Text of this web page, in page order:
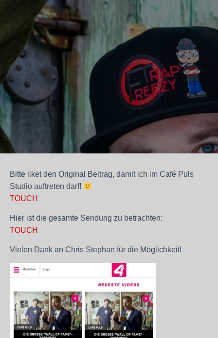
Bitte liket den Original Beitrag, damit ich im Café Puls
Studio auftreten darf!
TOUCH
Hier ist die gesamte Sendung zu betrachten:
TOUCH
Vielen Dank an Chris Stephan für die Möglichkeit!